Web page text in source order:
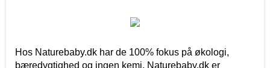
Hos Naturebaby.dk har de 100% fokus på økologi,
bæredygtighed og ingen kemi. Naturebaby.dk er